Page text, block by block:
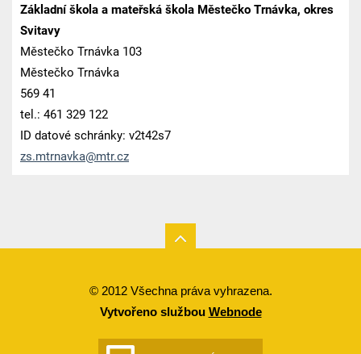
Základní škola a mateřská škola Městečko Trnávka, okres
Svitavy
Městečko Trnávka 103
Městečko Trnávka
569 41
tel.: 461 329 122
ID datové schránky: v2t42s7
zs.mtrnavka@mtr.cz
© 2012 Všechna práva vyhrazena.
Vytvořeno službou Webnode